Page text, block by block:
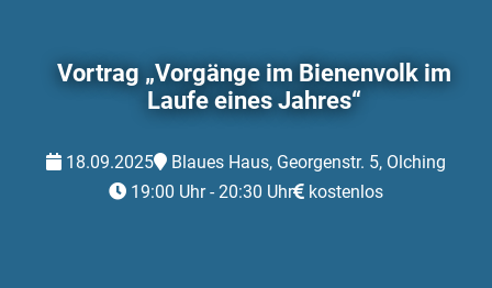
Vortrag „Vorgänge im Bienenvolk im
Laufe eines Jahres“
18.09.2025
Blaues Haus, Georgenstr. 5, Olching
19:00 Uhr - 20:30 Uhr
kostenlos